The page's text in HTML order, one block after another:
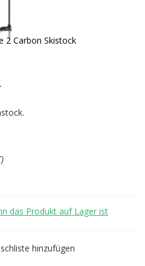
2 Carbon Skistock
das Produkt auf Lager ist
hinzufügen